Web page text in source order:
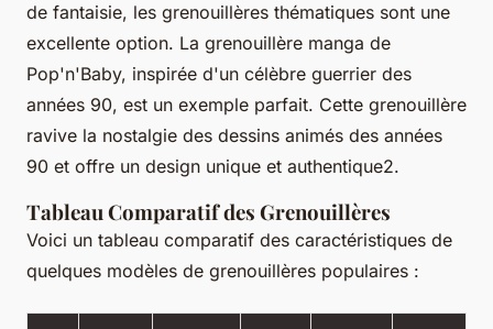
de fantaisie, les grenouillères thématiques sont une
excellente option. La grenouillère manga de
Pop'n'Baby, inspirée d'un célèbre guerrier des
années 90, est un exemple parfait. Cette grenouillère
ravive la nostalgie des dessins animés des années
90 et offre un design unique et authentique2.
Tableau Comparatif des Grenouillères
Voici un tableau comparatif des caractéristiques de
quelques modèles de grenouillères populaires :